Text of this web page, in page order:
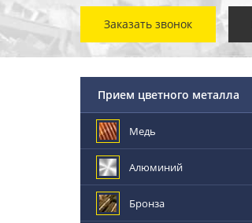
Заказать звонок
Прием цветного металла
Медь
Алюминий
Бронза